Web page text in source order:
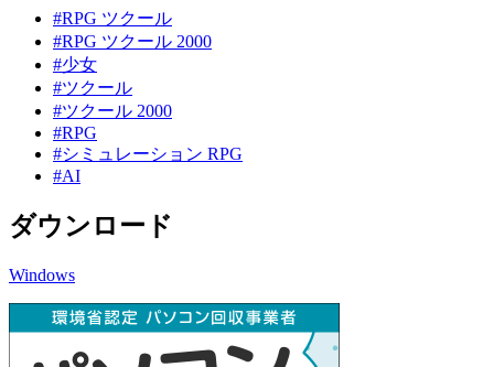
#RPG ツクール
#RPG ツクール 2000
#少女
#ツクール
#ツクール 2000
#RPG
#シミュレーション RPG
#AI
ダウンロード
Windows